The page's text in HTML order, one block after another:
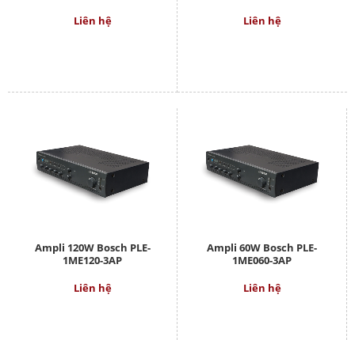
Liên hệ
Liên hệ
Ampli 120W Bosch PLE-
1ME120-3AP
Liên hệ
Ampli 60W Bosch PLE-
1ME060-3AP
Liên hệ